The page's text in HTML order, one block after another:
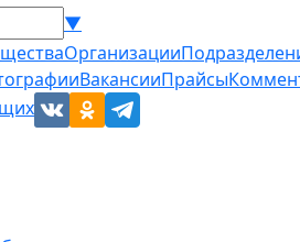
▼
Организации
ВакансииПрайсы